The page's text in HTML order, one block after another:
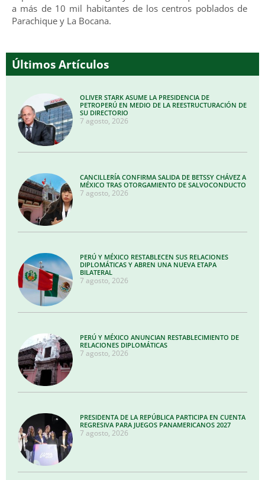
a más de 10 mil habitantes de los centros poblados de
Parachique y La Bocana.
Últimos Artículos
OLIVER STARK ASUME LA PRESIDENCIA DE
PETROPERÚ EN MEDIO DE LA REESTRUCTURACIÓN DE
SU DIRECTORIO
7 agosto, 2026
CANCILLERÍA CONFIRMA SALIDA DE BETSSY CHÁVEZ A
MÉXICO TRAS OTORGAMIENTO DE SALVOCONDUCTO
7 agosto, 2026
PERÚ Y MÉXICO RESTABLECEN SUS RELACIONES
DIPLOMÁTICAS Y ABREN UNA NUEVA ETAPA
BILATERAL
7 agosto, 2026
PERÚ Y MÉXICO ANUNCIAN RESTABLECIMIENTO DE
RELACIONES DIPLOMÁTICAS
7 agosto, 2026
PRESIDENTA DE LA REPÚBLICA PARTICIPA EN CUENTA
REGRESIVA PARA JUEGOS PANAMERICANOS 2027
7 agosto, 2026